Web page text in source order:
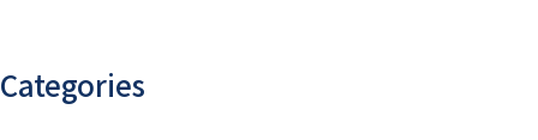
Categories